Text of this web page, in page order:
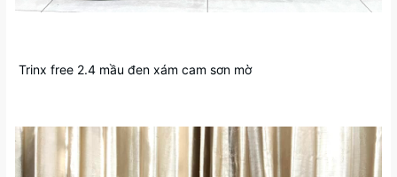
Trinx free 2.4 mầu đen xám cam sơn mờ